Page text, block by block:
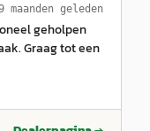
maanden geleden
geholpen
Graag tot een